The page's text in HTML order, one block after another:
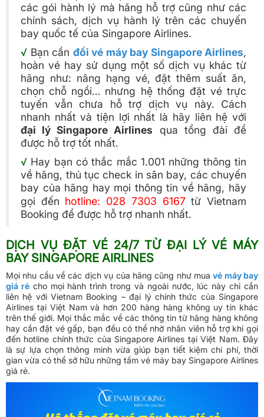
các gói hành lý mà hãng hỗ trợ cũng như các
chính sách, dịch vụ hành lý trên các chuyến
bay quốc tế của Singapore Airlines.
√ Bạn cần đổi vé máy bay Singapore Airlines,
hoàn vé hay sử dụng một số dịch vụ khác từ
hãng như: nâng hạng vé, đặt thêm suất ăn,
chọn chỗ ngồi… nhưng hệ thống đặt vé trực
tuyến vẫn chưa hỗ trợ dịch vụ này. Cách
nhanh nhất và tiện lợi nhất là hãy liên hệ với
đại lý Singapore Airlines qua tổng đài để
được hỗ trợ tốt nhất.
√ Hay bạn có thắc mắc 1.001 những thông tin
về hãng, thủ tục check in sân bay, các chuyến
bay của hãng hay mọi thông tin về hãng, hãy
gọi đến hotline: 028 7303 6167từ Vietnam
Booking để được hỗ trợ nhanh nhất.
DỊCH VỤ ĐẶT VÉ 24/7 TỪ ĐẠI LÝ VÉ MÁY
BAY SINGAPORE AIRLINES
Mọi nhu cầu về các dịch vụ của hãng cũng như muavé máy bay
giá rẻcho mọi hành trình trong và ngoài nước, lúc này chỉ cần
liên hệ với Vietnam Booking – đại lý chính thức của Singapore
Airlines tại Việt Nam và hơn 200 hàng hàng không uy tín khác
trên thế giới. Mọi thắc mắc về các thông tin từ hãng hàng không
hay cần đặt vé gấp, bạn đều có thể nhờ nhân viên hỗ trợ khi gọi
đến hotline chính thức của Singapore Airlines tại Việt Nam. Đây
là sự lựa chọn thông minh vừa giúp bạn tiết kiệm chi phí, thời
gian vừa có thể sở hữu những tấm vé máy bay Singapore Airlines
giá rẻ.